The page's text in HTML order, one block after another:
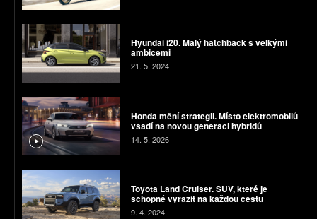
Hyundai i20. Malý hatchback s velkými
ambicemi
21. 5. 2024
Honda mění strategii. Místo elektromobilů
vsadí na novou generaci hybridů
14. 5. 2026
Toyota Land Cruiser. SUV, které je
schopné vyrazit na každou cestu
9. 4. 2024